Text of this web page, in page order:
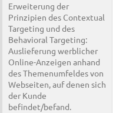
Erweiterung der
Prinzipien des Contextual
Targeting und des
Behavioral Targeting:
Auslieferung werblicher
Online-Anzeigen anhand
des Themenumfeldes von
Webseiten, auf denen sich
der Kunde
befindet/befand.